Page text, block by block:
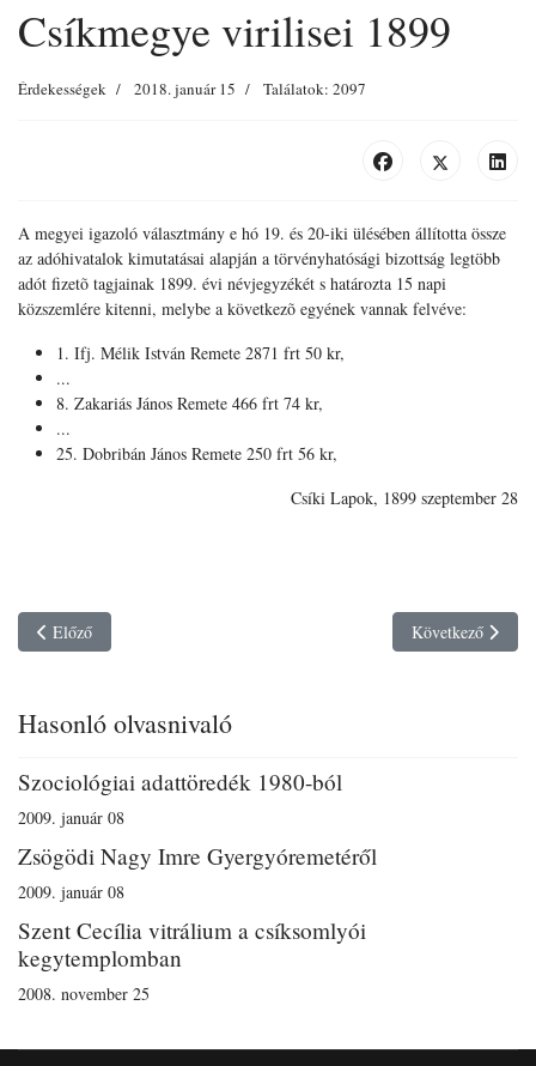
Csíkmegye virilisei 1899
Érdekességek 2018. január 15 Találatok: 2097
A megyei igazoló választmány e hó 19. és 20-iki ülésében állította össze
az adóhivatalok kimutatásai alapján a törvényhatósági bizottság legtöbb
adót fizetõ tagjainak 1899. évi névjegyzékét s határozta 15 napi
közszemlére kitenni, melybe a következõ egyének vannak felvéve:
1. Ifj. Mélik István Remete 2871 frt 50 kr,
...
8. Zakariás János Remete 466 frt 74 kr,
...
25. Dobribán János Remete 250 frt 56 kr,
Csíki Lapok, 1899 szeptember 28
Previous article: Mennyi az annyi?
Előző Next article: Top
Következő
Hasonló olvasnivaló
Szociológiai adattöredék 1980-ból
2009. január 08
Zsögödi Nagy Imre Gyergyóremetéről
2009. január 08
Szent Cecília vitrálium a csíksomlyói
kegytemplomban
2008. november 25